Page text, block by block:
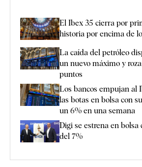
El Ibex 35 cierra por
historia por encima de
La caída del petróleo
un nuevo máximo y
puntos
Los bancos empujan al
las botas en bolsa con
un 6% en una semana
Digi se estrena en bolsa
del 7%